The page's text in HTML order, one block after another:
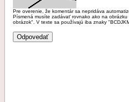
Pre overenie, že komentár sa nepridáva
Písmená musíte zadávať rovnako ako na
obrázok". V texte sa používajú iba znaky